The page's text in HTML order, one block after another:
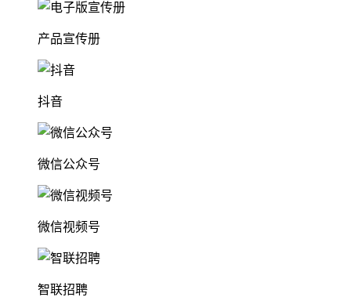
产品宣传册
抖音
微信公众号
微信视频号
智联招聘